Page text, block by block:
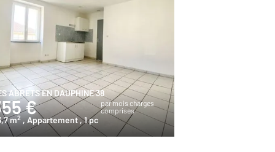
ABRETS EN DAUPHINE 38
€
par mois charges
comprises
m2 , Appartement, 1 pc